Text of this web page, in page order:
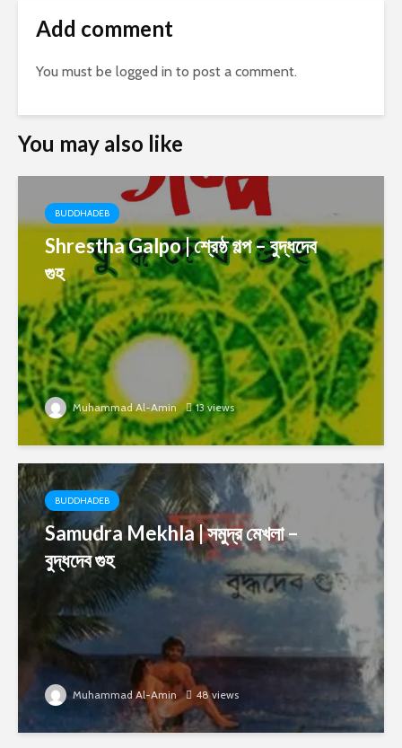
Add comment
You must be logged in to post a comment.
You may also like
BUDDHADEB
Shrestha Galpo | শ্রেষ্ঠ গল্প – বুদ্ধদেব
গুহ
Muhammad Al-Amin 13 views
BUDDHADEB
Samudra Mekhla | সমুদ্র মেখলা –
বুদ্ধদেব গুহ
Muhammad Al-Amin 48 views